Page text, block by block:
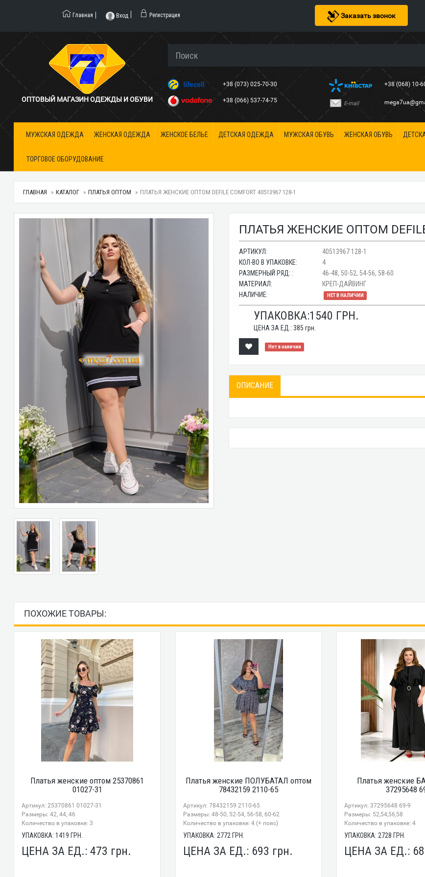
Заказать звонок
Главная Вход Регистрация
ОПТОВЫЙ МАГАЗИН ОДЕЖДЫ И ОБУВИ
+38 (073) 025-70-30
+38 (066) 537-74-75
+38 (068) 10-
E-mail
МУЖСКАЯ ОДЕЖДА ЖЕНСКАЯ ОДЕЖДА ЖЕНСКОЕ БЕЛЬЕ ДЕТСКАЯ ОДЕЖДА МУЖСКАЯ ОБУВЬ ЖЕНСКАЯ ОБУВЬ
ТОРГОВОЕ ОБОРУДОВАНИЕ
ГЛАВНАЯ КАТАЛОГ ПЛАТЬЯ ОПТОМ ПЛАТЬЯ ЖЕНСКИЕ ОПТОМ DEFILE COMFORT 40513967 128-1
ПЛАТЬЯ ЖЕНСКИЕ ОПТОМ DEFILE
АРТИКУЛ:
40513967 128-1
КОЛ-ВО В УПАКОВКЕ:
4
РАЗМЕРНЫЙ РЯД: :
46-48, 50-52, 54-56, 58-60
МАТЕРИАЛ:
КРЕП-ДАЙВИНГ
НАЛИЧИЕ:
НЕТ В НАЛИЧИИ
УПАКОВКА:1540 ГРН.
ЦЕНА ЗА ЕД.:385 грн.
Нет в наличии
ОПИСАНИЕ
ПОХОЖИЕ ТОВАРЫ:
Платья женские оптом 25370861
01027-31
Артикул: 25370861 01027-31
Размеры: 42, 44, 46
Количество в упаковке: 3
УПАКОВКА:1419ГРН.
ЦЕНА ЗА ЕД.:473 грн.
Платья женские ПОЛУБАТАЛ оптом
78432159 2110-65
Артикул: 78432159 2110-65
Размеры: 48-50, 52-54, 56-58, 60-62
Количество в упаковке: 4 (+ пояс)
УПАКОВКА: 2772 ГРН.
ЦЕНА ЗА ЕД.: 693 грн.
Платья женские
37295648
Артикул: 37295648 69-9
Размеры: 52,54,56,58
Количество в упаковке: 4
УПАКОВКА: 2728 ГРН.
ЦЕНА ЗА ЕД.: